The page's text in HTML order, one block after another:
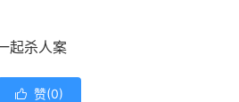
起杀人案
 赞(0)